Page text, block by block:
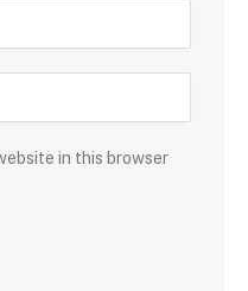
in this browser